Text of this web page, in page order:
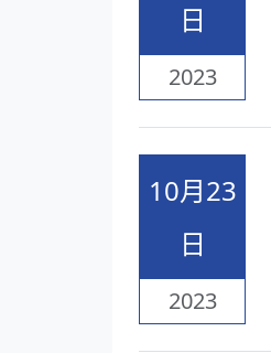
日
2023
10月23
日
2023